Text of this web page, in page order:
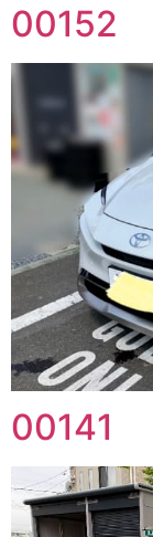
00152
00141